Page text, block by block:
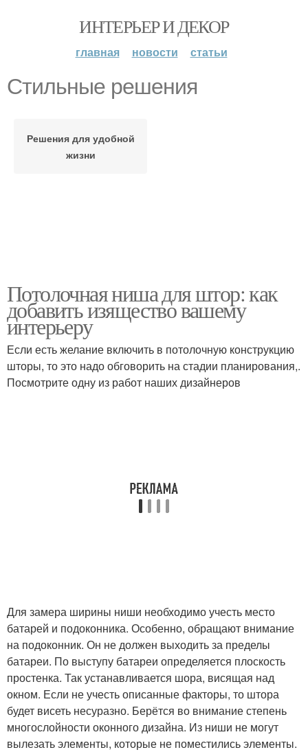
ИНТЕРЬЕР И ДЕКОР
главная новости статьи
Стильные решения
Решения для удобной
жизни
Потолочная ниша для штор: как
добавить изящество вашему
интерьеру
Если есть желание включить в потолочную конструкцию
шторы, то это надо обговорить на стадии планирования,.
Посмотрите одну из работ наших дизайнеров
Для замера ширины ниши необходимо учесть место
батарей и подоконника. Особенно, обращают внимание
на подоконник. Он не должен выходить за пределы
батареи. По выступу батареи определяется плоскость
простенка. Так устанавливается шора, висящая над
окном. Если не учесть описанные факторы, то штора
будет висеть несуразно. Берётся во внимание степень
многослойности оконного дизайна. Из ниши не могут
вылезать элементы, которые не поместились элементы.